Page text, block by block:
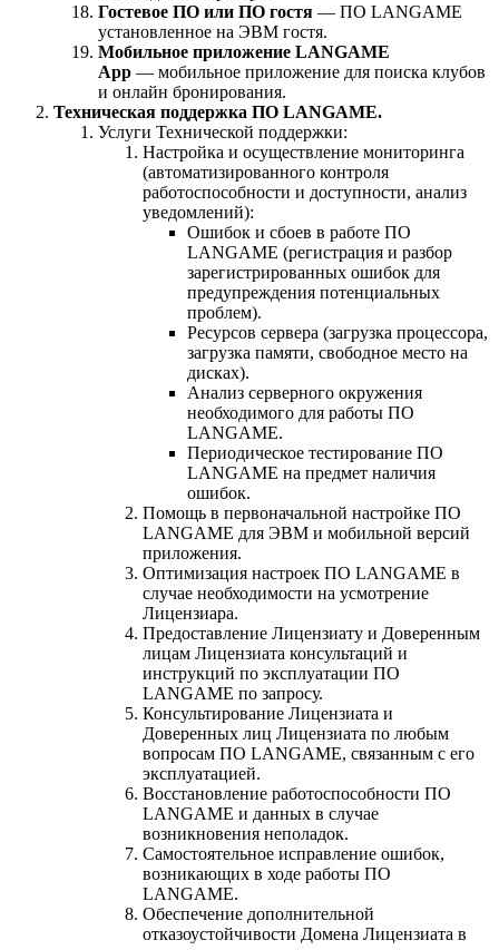
Гостевое ПО или ПО гостя — ПО LANGAME
установленное на ЭВМ гостя.
Мобильное приложение LANGAME
App — мобильное приложение для поиска клубов
и онлайн бронирования.
Техническая поддержка ПО LANGAME.
Услуги Технической поддержки:
Настройка и осуществление мониторинга
(автоматизированного контроля
работоспособности и доступности, анализ
уведомлений):
Ошибок и сбоев в работе ПО
LANGAME (регистрация и разбор
зарегистрированных ошибок для
предупреждения потенциальных
проблем).
Ресурсов сервера (загрузка процессора,
загрузка памяти, свободное место на
дисках).
Анализ серверного окружения
необходимого для работы ПО
LANGAME.
Периодическое тестирование ПО
LANGAME на предмет наличия
ошибок.
Помощь в первоначальной настройке ПО
LANGAME для ЭВМ и мобильной версий
приложения.
Оптимизация настроек ПО LANGAME в
случае необходимости на усмотрение
Лицензиара.
Предоставление Лицензиату и Доверенным
лицам Лицензиата консультаций и
инструкций по эксплуатации ПО
LANGAME по запросу.
Консультирование Лицензиата и
Доверенных лиц Лицензиата по любым
вопросам ПО LANGAME, связанным с его
эксплуатацией.
Восстановление работоспособности ПО
LANGAME и данных в случае
возникновения неполадок.
Самостоятельное исправление ошибок,
возникающих в ходе работы ПО
LANGAME.
Обеспечение дополнительной
отказоустойчивости Домена Лицензиата в